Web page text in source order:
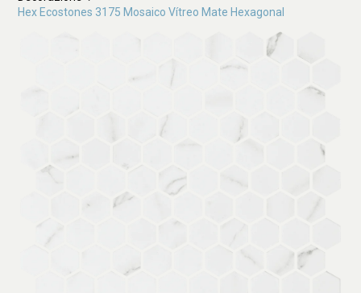
Hex Ecostones 3175 Mosaico Vítreo Mate Hexagonal